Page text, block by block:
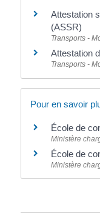
Attestation
(ASSR)
Transports -
Attestation
Transports -
Pour en savoir
École de
Ministère
École de
Ministère